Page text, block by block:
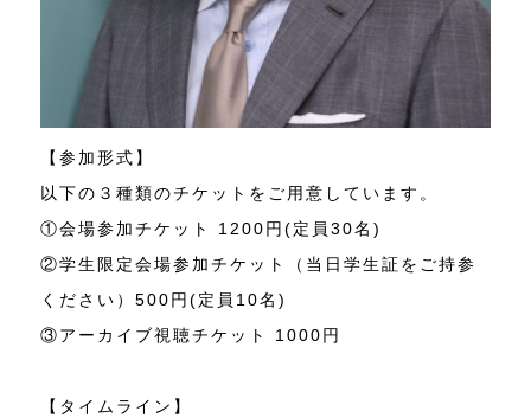
【参加形式】
以下の３種類のチケットをご用意しています。
①会場参加チケット 1200円(定員30名)
②学生限定会場参加チケット（当日学生証をご持参
ください）500円(定員10名)
③アーカイブ視聴チケット 1000円
【タイムライン】